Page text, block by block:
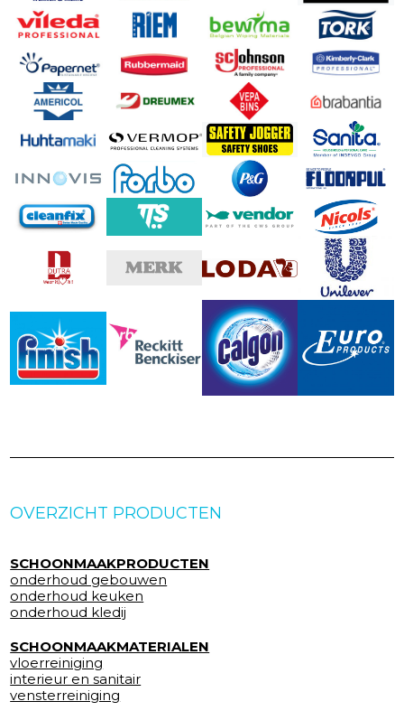
OVERZICHT PRODUCTEN
SCHOONMAAKPRODUCTEN
onderhoud gebouwen
onderhoud keuken
onderhoud kledij
SCHOONMAAKMATERIALEN
vloerreiniging
interieur en sanitair
vensterreiniging